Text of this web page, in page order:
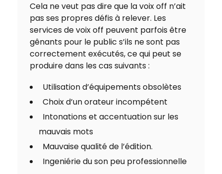
Cela ne veut pas dire que la voix off n’ait
pas ses propres défis à relever. Les
services de voix off peuvent parfois être
gênants pour le public s’ils ne sont pas
correctement exécutés, ce qui peut se
produire dans les cas suivants :
Utilisation d’équipements obsolètes
Choix d’un orateur incompétent
Intonations et accentuation sur les
mauvais mots
Mauvaise qualité de l’édition.
Ingeniérie du son peu professionnelle